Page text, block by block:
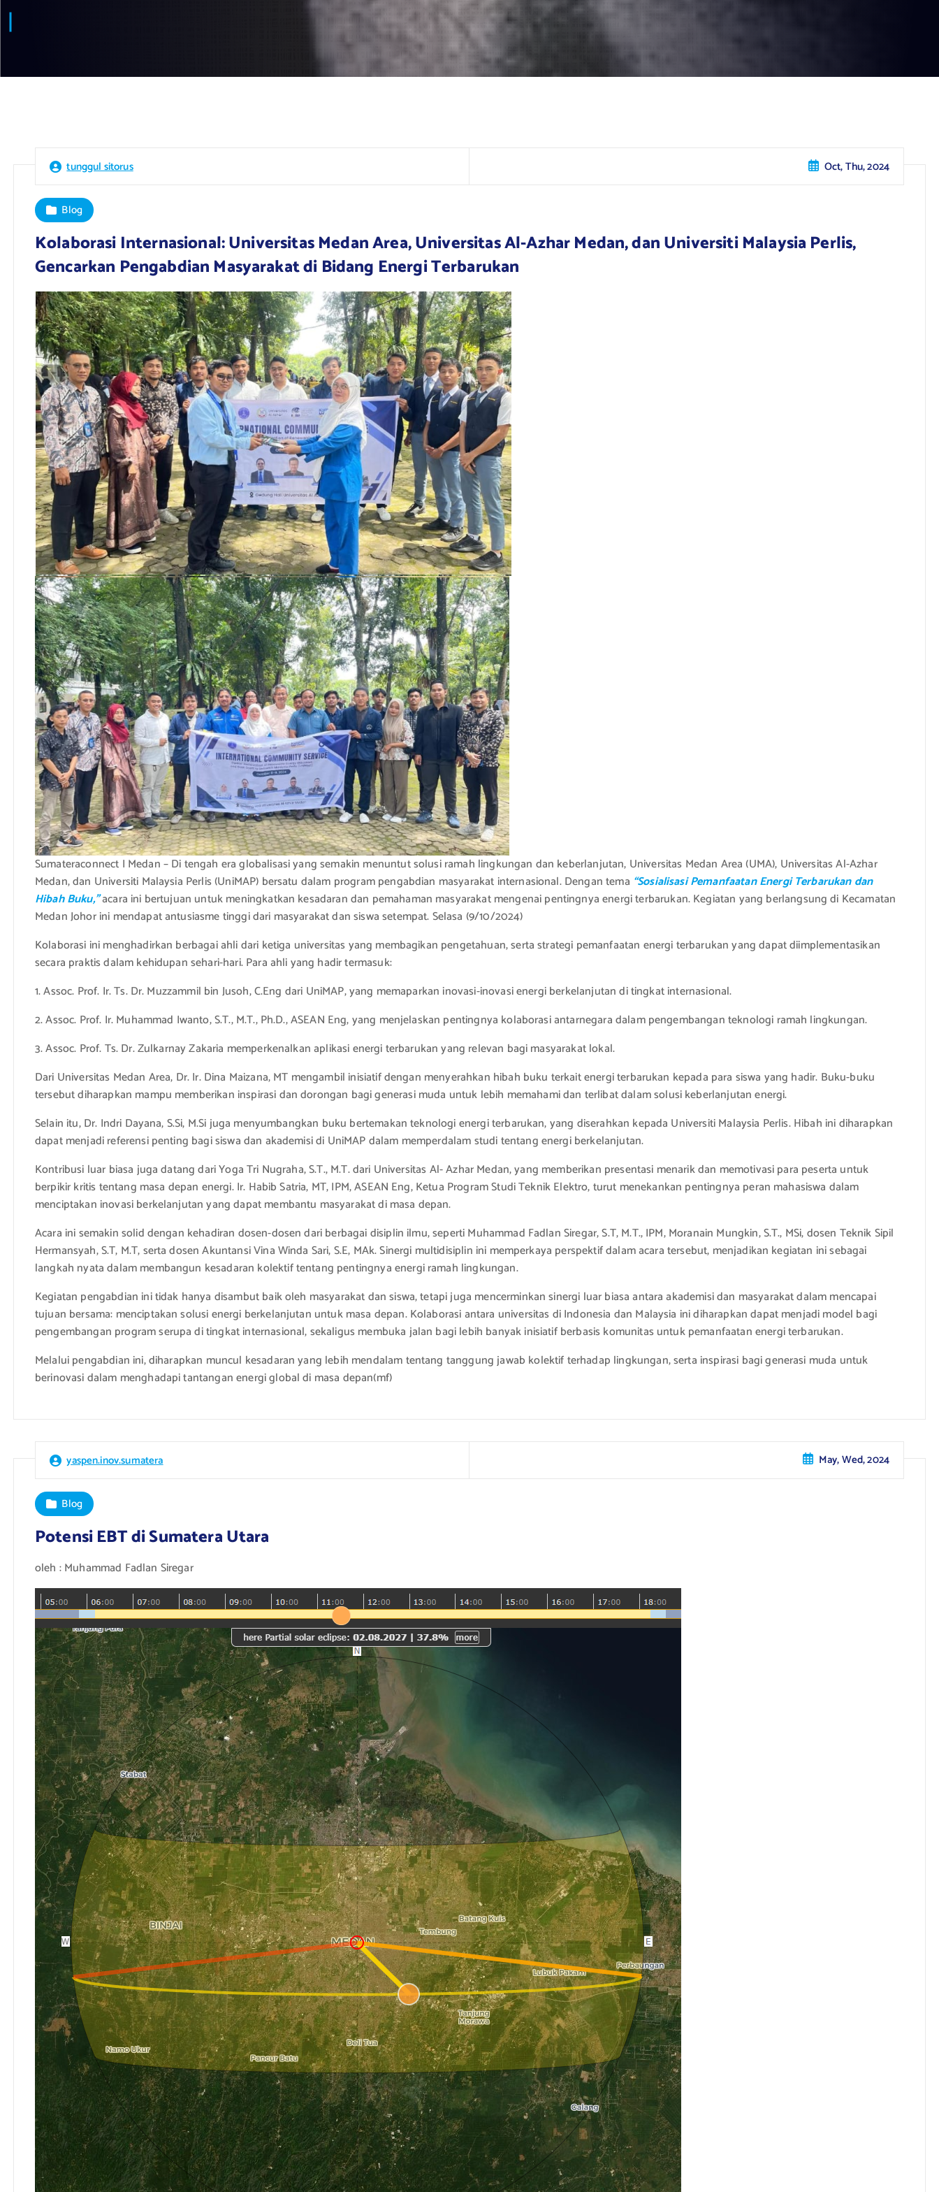
tunggul sitorus Oct, Thu, 2024
Blog
Kolaborasi Internasional: Universitas Medan Area, Universitas Al-Azhar Medan, dan Universiti Malaysia Perlis,
Gencarkan Pengabdian Masyarakat di Bidang Energi Terbarukan
Sumateraconnect I Medan – Di tengah era globalisasi yang semakin menuntut solusi ramah lingkungan dan keberlanjutan, Universitas Medan Area (UMA), Universitas Al-Azhar
Medan, dan Universiti Malaysia Perlis (UniMAP) bersatu dalam program pengabdian masyarakat internasional. Dengan tema “Sosialisasi Pemanfaatan Energi Terbarukan dan
Hibah Buku,”acara ini bertujuan untuk meningkatkan kesadaran dan pemahaman masyarakat mengenai pentingnya energi terbarukan. Kegiatan yang berlangsung di Kecamatan
Medan Johor ini mendapat antusiasme tinggi dari masyarakat dan siswa setempat. Selasa (9/10/2024)
Kolaborasi ini menghadirkan berbagai ahli dari ketiga universitas yang membagikan pengetahuan, serta strategi pemanfaatan energi terbarukan yang dapat diimplementasikan
secara praktis dalam kehidupan sehari-hari. Para ahli yang hadir termasuk:
1. Assoc. Prof. Ir. Ts. Dr. Muzzammil bin Jusoh, C.Eng dari UniMAP, yang memaparkan inovasi-inovasi energi berkelanjutan di tingkat internasional.
2. Assoc. Prof. Ir. Muhammad Iwanto, S.T., M.T., Ph.D., ASEAN Eng, yang menjelaskan pentingnya kolaborasi antarnegara dalam pengembangan teknologi ramah lingkungan.
3. Assoc. Prof. Ts. Dr. Zulkarnay Zakaria memperkenalkan aplikasi energi terbarukan yang relevan bagi masyarakat lokal.
Dari Universitas Medan Area, Dr. Ir. Dina Maizana, MT mengambil inisiatif dengan menyerahkan hibah buku terkait energi terbarukan kepada para siswa yang hadir. Buku-buku
tersebut diharapkan mampu memberikan inspirasi dan dorongan bagi generasi muda untuk lebih memahami dan terlibat dalam solusi keberlanjutan energi.
Selain itu, Dr. Indri Dayana, S.Si, M.Si juga menyumbangkan buku bertemakan teknologi energi terbarukan, yang diserahkan kepada Universiti Malaysia Perlis. Hibah ini diharapkan
dapat menjadi referensi penting bagi siswa dan akademisi di UniMAP dalam memperdalam studi tentang energi berkelanjutan.
Kontribusi luar biasa juga datang dari Yoga Tri Nugraha, S.T., M.T. dari Universitas Al- Azhar Medan, yang memberikan presentasi menarik dan memotivasi para peserta untuk
berpikir kritis tentang masa depan energi. Ir. Habib Satria, MT, IPM, ASEAN Eng, Ketua Program Studi Teknik Elektro, turut menekankan pentingnya peran mahasiswa dalam
menciptakan inovasi berkelanjutan yang dapat membantu masyarakat di masa depan.
Acara ini semakin solid dengan kehadiran dosen-dosen dari berbagai disiplin ilmu, seperti Muhammad Fadlan Siregar, S.T, M.T., IPM, Moranain Mungkin, S.T., MSi, dosen Teknik Sipil
Hermansyah, S.T, M.T, serta dosen Akuntansi Vina Winda Sari, S.E, MAk. Sinergi multidisiplin ini memperkaya perspektif dalam acara tersebut, menjadikan kegiatan ini sebagai
langkah nyata dalam membangun kesadaran kolektif tentang pentingnya energi ramah lingkungan.
Kegiatan pengabdian ini tidak hanya disambut baik oleh masyarakat dan siswa, tetapi juga mencerminkan sinergi luar biasa antara akademisi dan masyarakat dalam mencapai
tujuan bersama: menciptakan solusi energi berkelanjutan untuk masa depan. Kolaborasi antara universitas di Indonesia dan Malaysia ini diharapkan dapat menjadi model bagi
pengembangan program serupa di tingkat internasional, sekaligus membuka jalan bagi lebih banyak inisiatif berbasis komunitas untuk pemanfaatan energi terbarukan.
Melalui pengabdian ini, diharapkan muncul kesadaran yang lebih mendalam tentang tanggung jawab kolektif terhadap lingkungan, serta inspirasi bagi generasi muda untuk
berinovasi dalam menghadapi tantangan energi global di masa depan(mf)
yaspen.inov.sumatera May, Wed, 2024
Blog
Potensi EBT di Sumatera Utara
oleh : Muhammad Fadlan Siregar